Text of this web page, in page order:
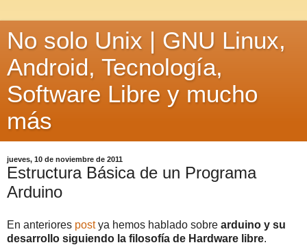
No solo Unix | GNU Linux,
Android, Tecnología,
Software Libre y mucho
más
jueves, 10 de noviembre de 2011
Estructura Básica de un Programa
Arduino
En anteriores postya hemos hablado sobre arduino y su
desarrollo siguiendo la filosofía de Hardware libre.